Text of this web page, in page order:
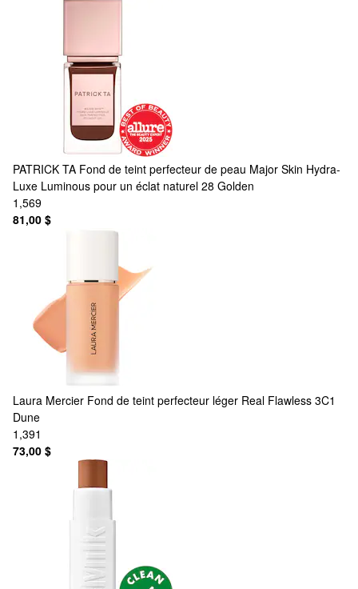
PATRICK TA Fond de teint perfecteur de peau Major Skin Hydra-
Luxe Luminous pour un éclat naturel 28 Golden
1,569
81,00 $
Laura Mercier Fond de teint perfecteur léger Real Flawless 3C1
Dune
1,391
73,00 $